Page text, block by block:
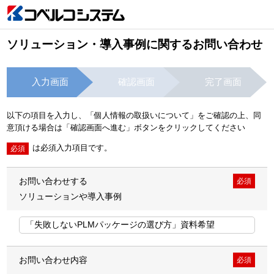
ソリューション・導入事例に関するお問い合わせ
入力画面 確認画面 完了画面
以下の項目を入力し、「個人情報の取扱いについて」をご確認の上、同
意頂ける場合は「確認画面へ進む」ボタンをクリックしてください
必須 は必須入力項目です。
必須
お問い合わせする
ソリューションや導入事例
必須
お問い合わせ内容